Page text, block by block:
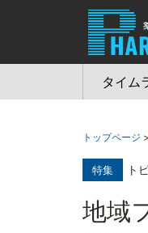
タイム
トップページ >
特集 ト
地域